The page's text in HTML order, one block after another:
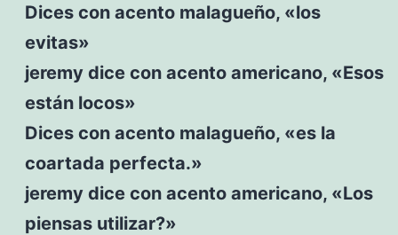
Dices con acento malagueño, «los
evitas»
jeremy dice con acento americano, «Esos
están locos»
Dices con acento malagueño, «es la
coartada perfecta.»
jeremy dice con acento americano, «Los
piensas utilizar?»